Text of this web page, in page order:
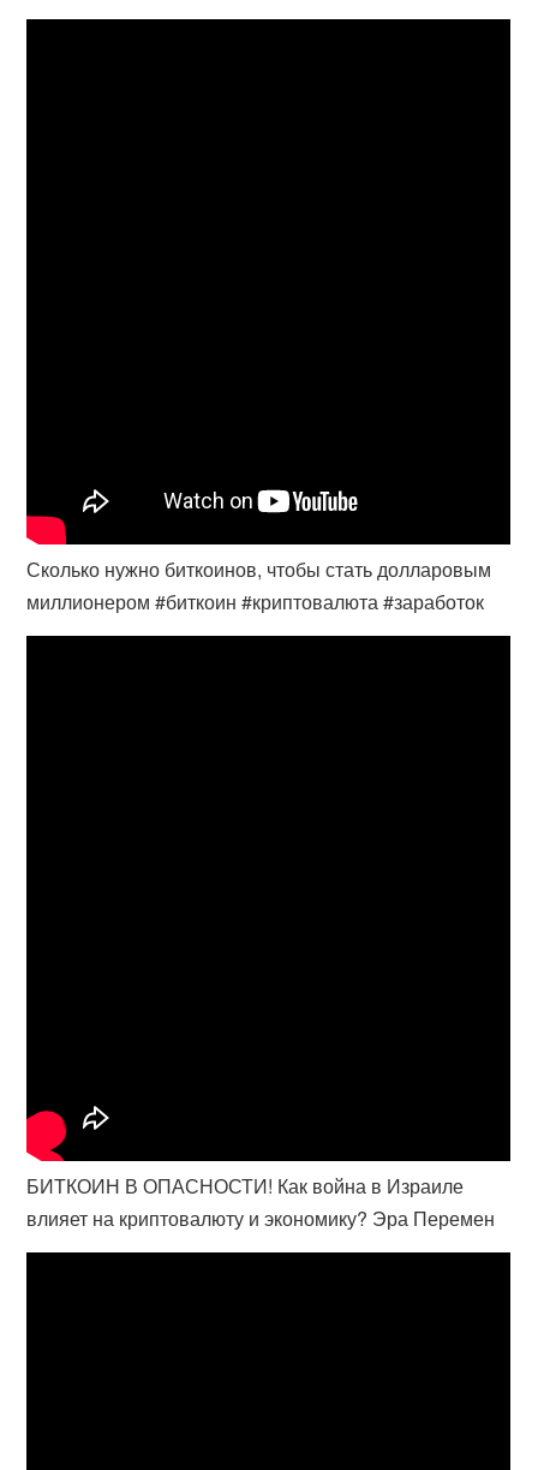
Сколько нужно биткоинов, чтобы стать долларовым
миллионером #биткоин #криптовалюта #заработок
БИТКОИН В ОПАСНОСТИ! Как война в Израиле
влияет на криптовалюту и экономику? Эра Перемен